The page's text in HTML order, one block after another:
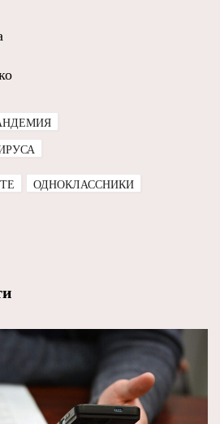
ОДНОКЛАССНИКИ